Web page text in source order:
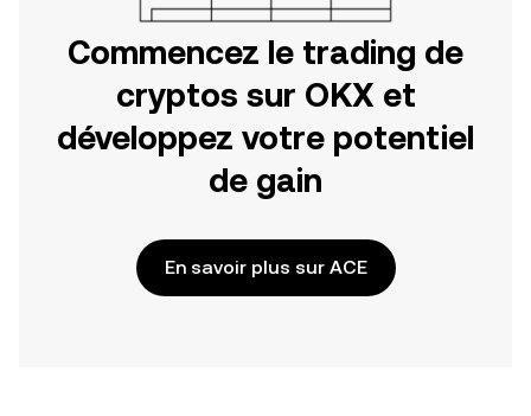
Commencez le trading de
cryptos sur OKX et
développez votre potentiel
de gain
En savoir plus sur ACE